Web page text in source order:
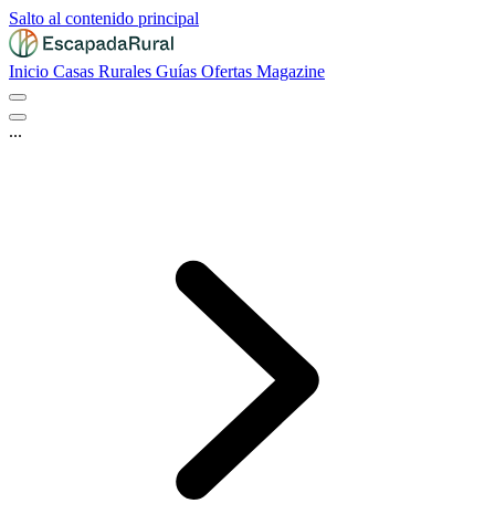
Salto al contenido principal
Inicio Casas Rurales Guías Ofertas Magazine
...